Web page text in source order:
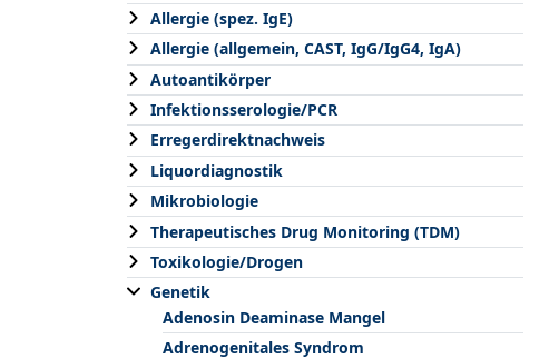
Allergie (spez. IgE)
Allergie (allgemein, CAST, IgG/IgG4, IgA)
Autoantikörper
Infektionsserologie/PCR
Erregerdirektnachweis
Liquordiagnostik
Mikrobiologie
Therapeutisches Drug Monitoring (TDM)
Toxikologie/Drogen
Genetik
Adenosin Deaminase Mangel
Adrenogenitales Syndrom